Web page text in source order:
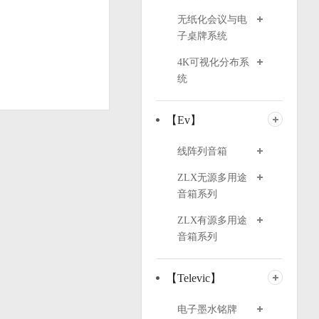
无纸化会议与电
子桌牌系统
4K可视化分布系
统
【Ev】
线阵列音箱
ZLX无源多用途
音箱系列
ZLX有源多用途
音箱系列
【Televic】
电子墨水铭牌